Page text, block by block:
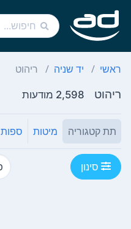
ראשי יד שניה ריהוט
ריהוט 2,598 מודעות
תת קטגוריה מיטות ספות
סינון